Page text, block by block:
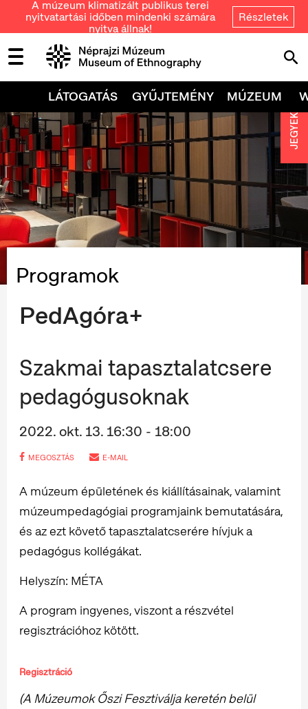
A múzeum klimatizált publikus terei
nyitvatartási időben mindenki számára
nyitva állnak!
Részletek
LÁTOGATÁS GYŰJTEMÉNY MÚZEUM
Programok
PedAgóra+
Szakmai tapasztalatcsere
pedagógusoknak
2022. okt. 13. 16:30 - 18:00
MEGOSZTÁS E-MAIL
A múzeum épületének és kiállításainak, valamint
múzeumpedagógiai programjaink bemutatására,
és az ezt követő tapasztalatcserére hívjuk a
pedagógus kollégákat.
Helyszín: MÉTA
A program ingyenes, viszont a részvétel
regisztrációhoz kötött.
Regisztráció
(A Múzeumok Őszi Fesztiválja keretén belül
JEGYEK